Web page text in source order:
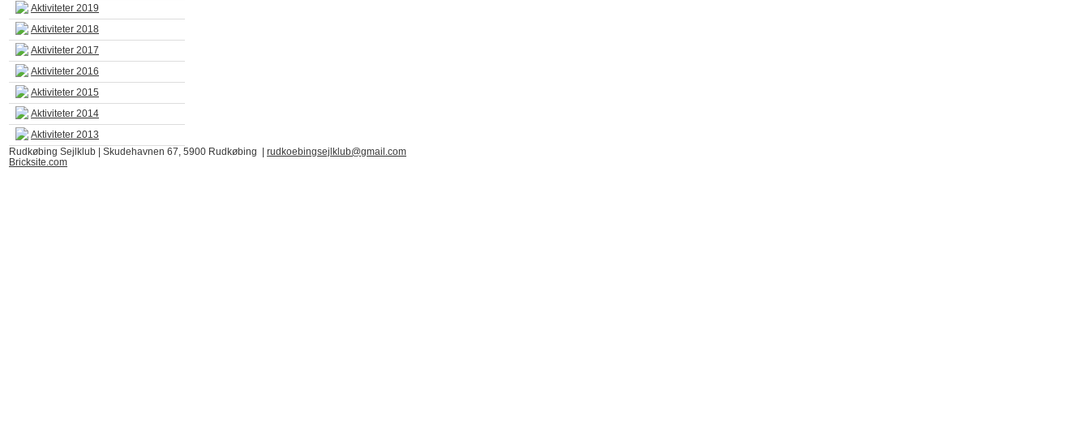
Aktiviteter 2019
Aktiviteter 2018
Aktiviteter 2017
Aktiviteter 2016
Aktiviteter 2015
Aktiviteter 2014
Aktiviteter 2013
Rudkøbing Sejlklub | Skudehavnen 67, 5900 Rudkøbing | rudkoebingsejlklub@gmail.com
Bricksite.com